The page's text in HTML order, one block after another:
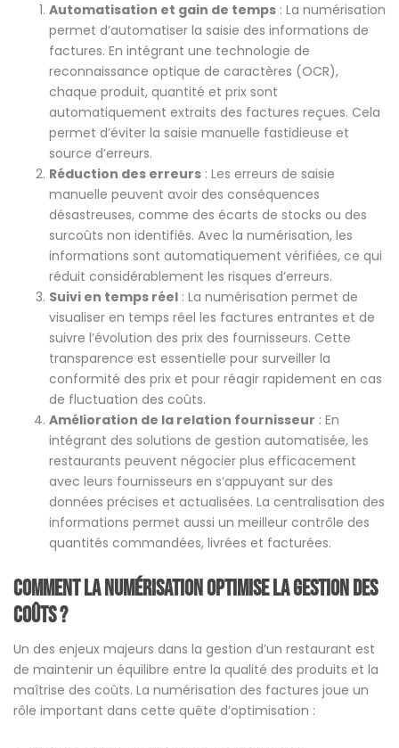
Automatisation et gain de temps : La numérisation
permet d’automatiser la saisie des informations de
factures. En intégrant une technologie de
reconnaissance optique de caractères (OCR),
chaque produit, quantité et prix sont
automatiquement extraits des factures reçues. Cela
permet d’éviter la saisie manuelle fastidieuse et
source d’erreurs.
Réduction des erreurs : Les erreurs de saisie
manuelle peuvent avoir des conséquences
désastreuses, comme des écarts de stocks ou des
surcoûts non identifiés. Avec la numérisation, les
informations sont automatiquement vérifiées, ce qui
réduit considérablement les risques d’erreurs.
Suivi en temps réel : La numérisation permet de
visualiser en temps réel les factures entrantes et de
suivre l’évolution des prix des fournisseurs. Cette
transparence est essentielle pour surveiller la
conformité des prix et pour réagir rapidement en cas
de fluctuation des coûts.
Amélioration de la relation fournisseur : En
intégrant des solutions de gestion automatisée, les
restaurants peuvent négocier plus efficacement
avec leurs fournisseurs en s’appuyant sur des
données précises et actualisées. La centralisation des
informations permet aussi un meilleur contrôle des
quantités commandées, livrées et facturées.
Comment la numérisation optimise la gestion des
coûts ?
Un des enjeux majeurs dans la gestion d’un restaurant est
de maintenir un équilibre entre la qualité des produits et la
maîtrise des coûts. La numérisation des factures joue un
rôle important dans cette quête d’optimisation :